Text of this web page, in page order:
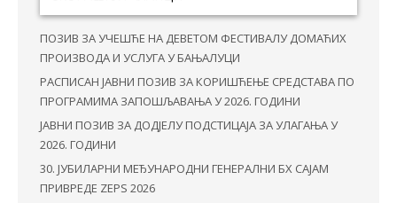
ПОЗИВ ЗА УЧЕШЋЕ НА ДЕВЕТОМ ФЕСТИВАЛУ ДОМАЋИХ
ПРОИЗВОДА И УСЛУГА У БАЊАЛУЦИ
РАСПИСАН ЈАВНИ ПОЗИВ ЗА КОРИШЋЕЊЕ СРЕДСТАВА ПО
ПРОГРАМИМА ЗАПОШЉАВАЊА У 2026. ГОДИНИ
ЈАВНИ ПОЗИВ ЗА ДОДЈЕЛУ ПОДСТИЦАЈА ЗА УЛАГАЊА У
2026. ГОДИНИ
30. ЈУБИЛАРНИ МЕЂУНАРОДНИ ГЕНЕРАЛНИ БХ САЈАМ
ПРИВРЕДЕ ZEPS 2026